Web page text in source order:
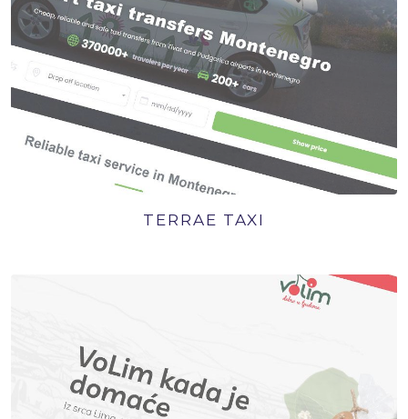
TERRAE TAXI